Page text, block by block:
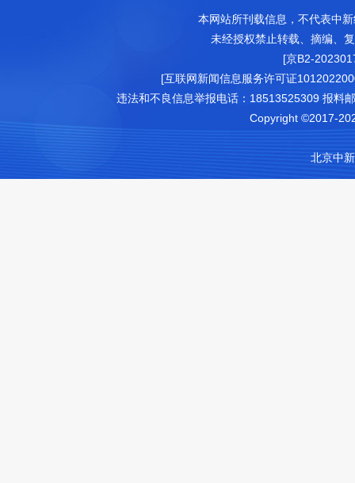
本网站所刊载信息，不代表中
未经授权禁止转载、摘编、
[京B2-
[互联网新闻信息服务许可证
违法和不良信息举报电话：18513525309 报料
Copyright ©2017-
北京中